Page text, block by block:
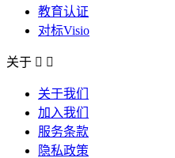
教育认证
对标Visio
关于  
关于我们
加入我们
服务条款
隐私政策